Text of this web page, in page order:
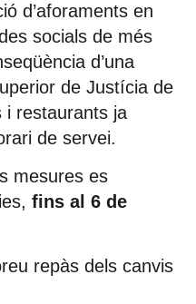
d’aforaments en
socials de més
d’una
de Justícia de
i restaurants ja
de servei.
mesures es
fins al 6 de
repàs dels canvis